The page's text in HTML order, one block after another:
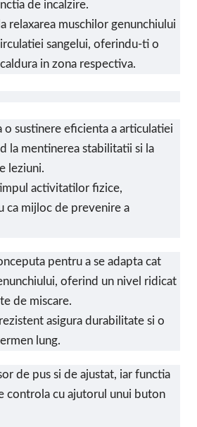
de incalzire.
relaxarea muschilor genunchiului
sangelui, oferindu-ti o
in zona respectiva.
o sustinere eficienta a articulatiei
la mentinerea stabilitatii si la
leziuni.
activitatilor fizice,
ca mijloc de prevenire a
pentru a se adapta cat
oferind un nivel ridicat
de miscare.
asigura durabilitate si o
lung.
de pus si de ajustat, iar functia
controla cu ajutorul unui buton